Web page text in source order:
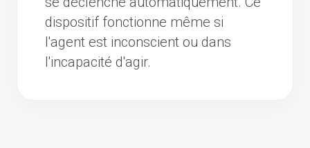
dispositif fonctionne même si
l'agent est inconscient ou dans
l'incapacité d'agir.